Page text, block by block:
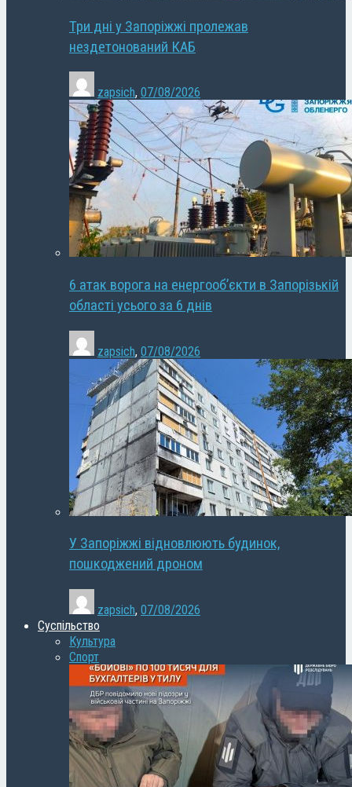
Три дні у Запоріжжі пролежав
нездетонований КАБ
zapsich, 07/08/2026
6 атак ворога на енергооб’єкти в Запорізькій
області усього за 6 днів
zapsich, 07/08/2026
У Запоріжжі відновлюють будинок,
пошкоджений дроном
zapsich, 07/08/2026
Суспільство
Культура
Спорт